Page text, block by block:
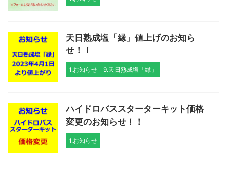
天日熟成塩「縁」値上げのお知ら
せ！！
1.お知らせ 9.天日熟成塩「縁」
ハイドロバススターターキット価格
変更のお知らせ！！
1.お知らせ